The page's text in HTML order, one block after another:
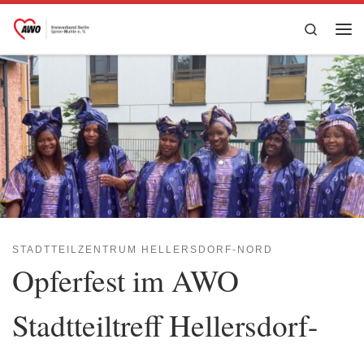
Zum Inhalt springen
Search
STADTTEILZENTRUM HELLERSDORF-NORD
Opferfest im AWO
Stadtteiltreff Hellersdorf-